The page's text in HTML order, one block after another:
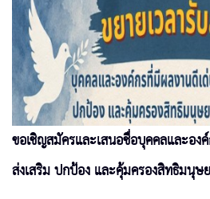
ขอเชิญสมัครและเสนอชื่อบุคคลและอง
ส่งเสริม ปกป้อง และคุ้มครองสิทธิมนุ